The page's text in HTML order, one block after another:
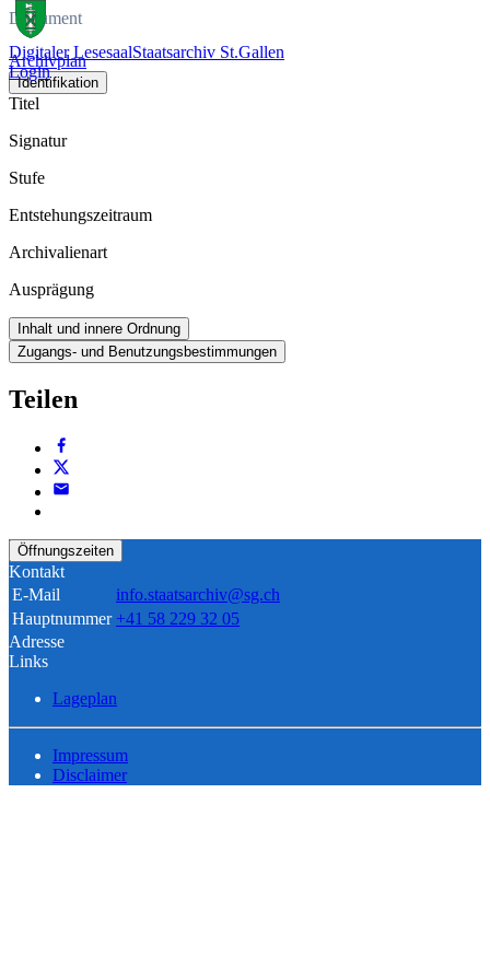
Digitaler LesesaalStaatsarchiv St.Gallen
Login
Dokument
Archivplan
Identifikation
Titel
Signatur
Stufe
Entstehungszeitraum
Archivalienart
Ausprägung
Inhalt und innere Ordnung
Zugangs- und Benutzungsbestimmungen
Teilen
Öffnungszeiten
Kontakt
E-Mail
info.staatsarchiv@sg.ch
Hauptnummer +41 58 229 32 05
Adresse
Links
Lageplan
Impressum
Disclaimer